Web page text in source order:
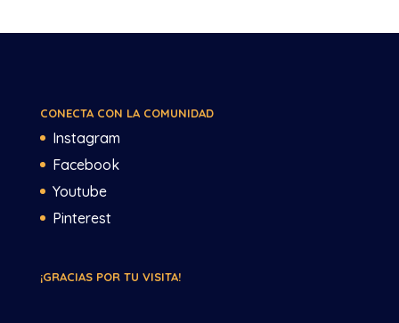
CONECTA CON LA COMUNIDAD
Instagram
Facebook
Youtube
Pinterest
¡GRACIAS POR TU VISITA!